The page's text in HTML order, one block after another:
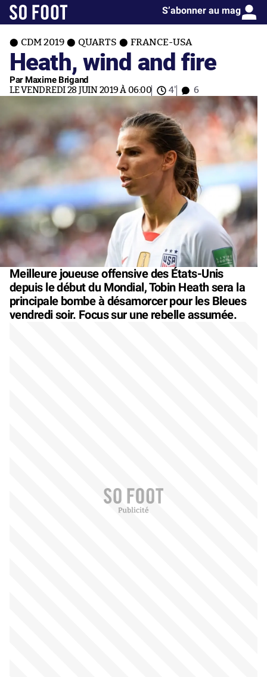
S’abonner au mag
CDM 2019 QUARTS FRANCE-USA
Heath, wind and fire
Par Maxime Brigand
LE VENDREDI 28 JUIN 2019 À 06:00 4' 6
Meilleure joueuse offensive des États-Unis
depuis le début du Mondial, Tobin Heath sera la
principale bombe à désamorcer pour les Bleues
vendredi soir. Focus sur une rebelle assumée.